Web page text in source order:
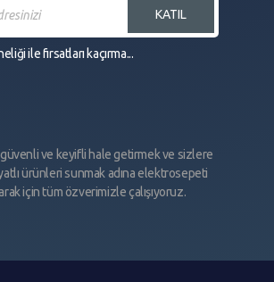
KATIL
ile fırsatları kaçırma...
güvenli ve keyifli hale getirmek ve sizlere
ürünleri sunmak adına elektrosepeti
için tüm özverimizle çalışıyoruz.